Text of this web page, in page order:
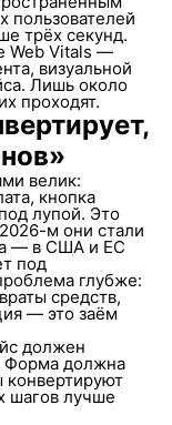
пользователей
трёх секунд.
Web Vitals —
визуальной
Лишь около
проходят.
велик:
кнопка
лупой. Это
м они стали
— в США и ЕС
под
глубже:
средств,
— это заём
должен
Форма должна
шагов лучше